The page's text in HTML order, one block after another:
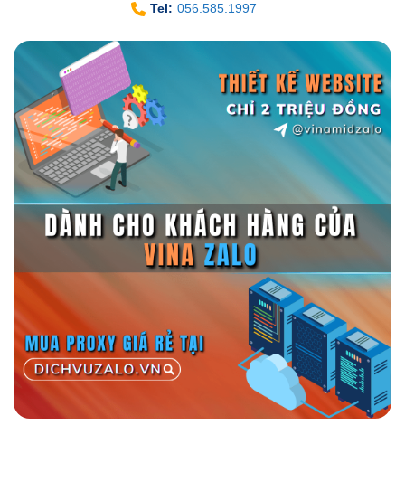
Tel: 056.585.1997